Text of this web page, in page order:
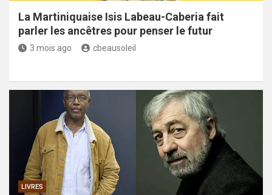
La Martiniquaise Isis Labeau-Caberia fait
parler les ancêtres pour penser le futur
3 mois ago cbeausoleil
LIVRES